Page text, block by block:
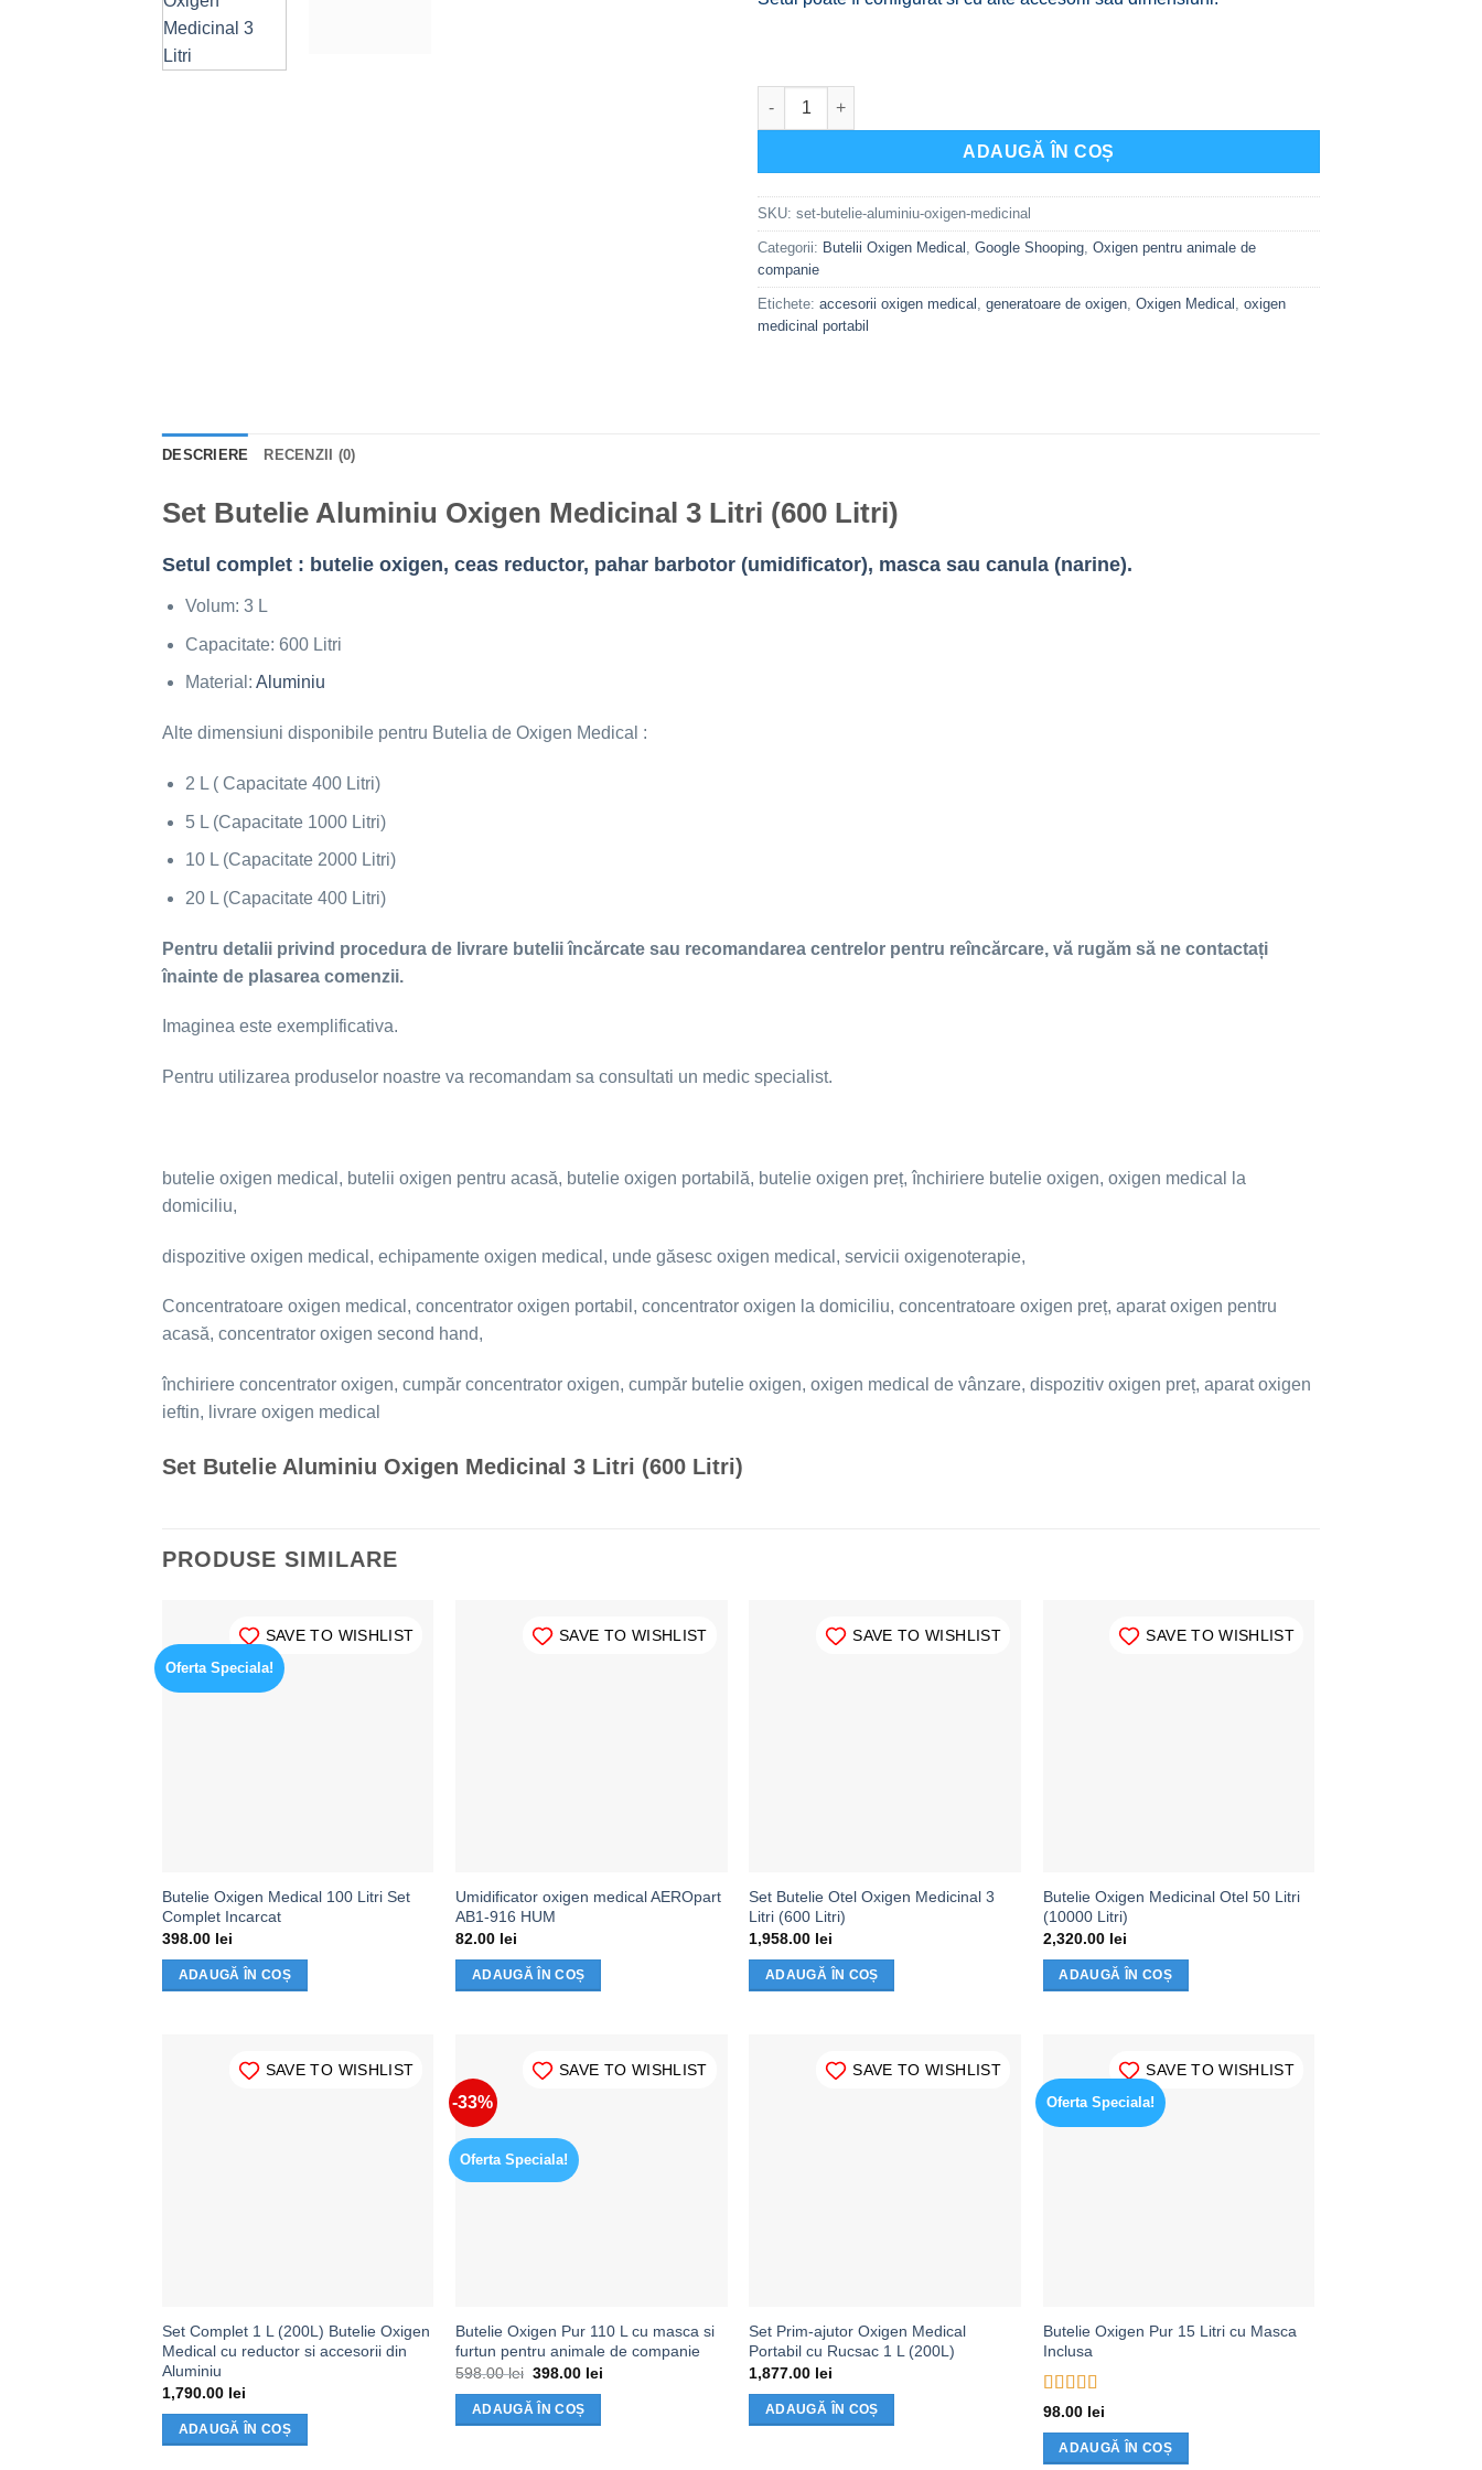
Cantitate Set Butelie Aluminiu Oxigen Medicinal 3 Litri (600 Litri)
ADAUGĂ ÎN COȘ
SKU: set-butelie-aluminiu-oxigen-medicinal
Categorii: Butelii Oxigen Medical Google Shooping Oxigen pentru animale de
companie
Etichete: accesorii oxigen medical generatoare de oxigen Oxigen Medical oxigen
medicinal portabil
DESCRIERE RECENZII (0)
Set Butelie Aluminiu Oxigen Medicinal 3 Litri (600 Litri)
Setul complet : butelie oxigen, ceas reductor, pahar barbotor (umidificator), masca sau canula (narine).
Volum: 3 L
Capacitate: 600 Litri
Material: Aluminiu
Alte dimensiuni disponibile pentru Butelia de Oxigen Medical :
2 L ( Capacitate 400 Litri)
5 L (Capacitate 1000 Litri)
10 L (Capacitate 2000 Litri)
20 L (Capacitate 400 Litri)
Pentru detalii privind procedura de livrare butelii încărcate sau recomandarea centrelor pentru reîncărcare, vă rugăm să ne contactați
înainte de plasarea comenzii.
Imaginea este exemplificativa.
Pentru utilizarea produselor noastre va recomandam sa consultati un medic specialist.
butelie oxigen medical, butelii oxigen pentru acasă, butelie oxigen portabilă, butelie oxigen preț, închiriere butelie oxigen, oxigen medical la
domiciliu,
dispozitive oxigen medical, echipamente oxigen medical, unde găsesc oxigen medical, servicii oxigenoterapie,
Concentratoare oxigen medical, concentrator oxigen portabil, concentrator oxigen la domiciliu, concentratoare oxigen preț, aparat oxigen pentru
acasă, concentrator oxigen second hand,
închiriere concentrator oxigen, cumpăr concentrator oxigen, cumpăr butelie oxigen, oxigen medical de vânzare, dispozitiv oxigen preț, aparat oxigen
ieftin, livrare oxigen medical
Set Butelie Aluminiu Oxigen Medicinal 3 Litri (600 Litri)
PRODUSE SIMILARE
SAVE TO WISHLIST
Oferta Speciala!
Butelie Oxigen Medical 100 Litri Set
Complet Incarcat
398.00 lei
ADAUGĂ ÎN COȘ
SAVE TO WISHLIST
Umidificator oxigen medical AEROpart
AB1-916 HUM
82.00 lei
ADAUGĂ ÎN COȘ
SAVE TO WISHLIST
Set Butelie Otel Oxigen Medicinal 3
Litri (600 Litri)
1,958.00 lei
ADAUGĂ ÎN COȘ
SAVE TO WISHLIST
Butelie Oxigen Medicinal Otel 50 Litri
(10000 Litri)
2,320.00 lei
ADAUGĂ ÎN COȘ
SAVE TO WISHLIST
Set Complet 1 L (200L) Butelie Oxigen
Medical cu reductor si accesorii din
Aluminiu
1,790.00 lei
ADAUGĂ ÎN COȘ
SAVE TO WISHLIST
-33%
Oferta Speciala!
Butelie Oxigen Pur 110 L cu masca si
furtun pentru animale de companie
598.00lei Prețul
a
fost:
398.00 lei
ADAUGĂ ÎN COȘ
SAVE TO WISHLIST
Set Prim-ajutor Oxigen Medical
Portabil cu Rucsac 1 L (200L)
1,877.00 lei
ADAUGĂ ÎN COȘ
SAVE TO WISHLIST
Oferta Speciala!
Butelie Oxigen Pur 15 Litri cu Masca
Inclusa
Evaluat la
98.00 lei
ADAUGĂ ÎN COȘ